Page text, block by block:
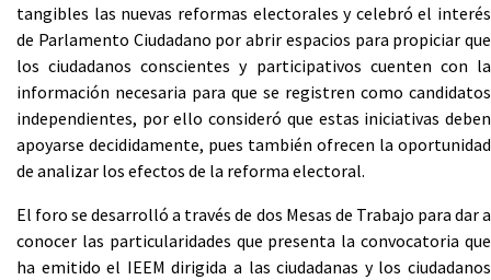
tangibles las nuevas reformas electorales y celebró el interés
de Parlamento Ciudadano por abrir espacios para propiciar que
los ciudadanos conscientes y participativos cuenten con la
información necesaria para que se registren como candidatos
independientes, por ello consideró que estas iniciativas deben
apoyarse decididamente, pues también ofrecen la oportunidad
de analizar los efectos de la reforma electoral.
El foro se desarrolló a través de dos Mesas de Trabajo para dar a
conocer las particularidades que presenta la convocatoria que
ha emitido el IEEM dirigida a las ciudadanas y los ciudadanos